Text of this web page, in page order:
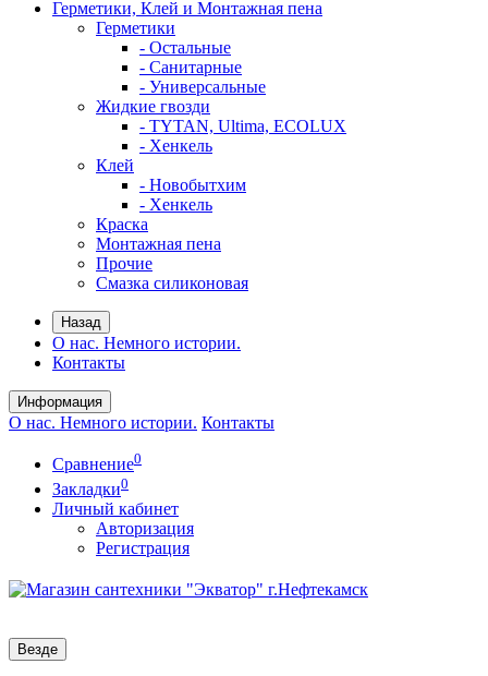
Герметики, Клей и Монтажная пена
Герметики
- Остальные
- Санитарные
- Универсальные
Жидкие гвозди
- TYTAN, Ultima, ECOLUX
- Хенкель
Клей
- Новобытхим
- Хенкель
Краска
Монтажная пена
Прочие
Смазка силиконовая
Назад
О нас. Немного истории.
Контакты
Информация
О нас. Немного истории. Контакты
Сравнение0
Закладки0
Личный кабинет
Авторизация
Регистрация
Везде